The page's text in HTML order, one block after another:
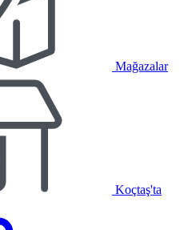
Mağazalar
Koçtaş'ta